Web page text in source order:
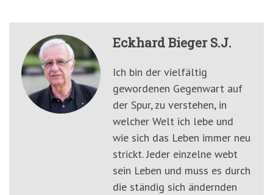
Eckhard Bieger S.J.
Ich bin der vielfältig
gewordenen Gegenwart auf
der Spur, zu verstehen, in
welcher Welt ich lebe und
wie sich das Leben immer neu
strickt. Jeder einzelne webt
sein Leben und muss es durch
die ständig sich ändernden